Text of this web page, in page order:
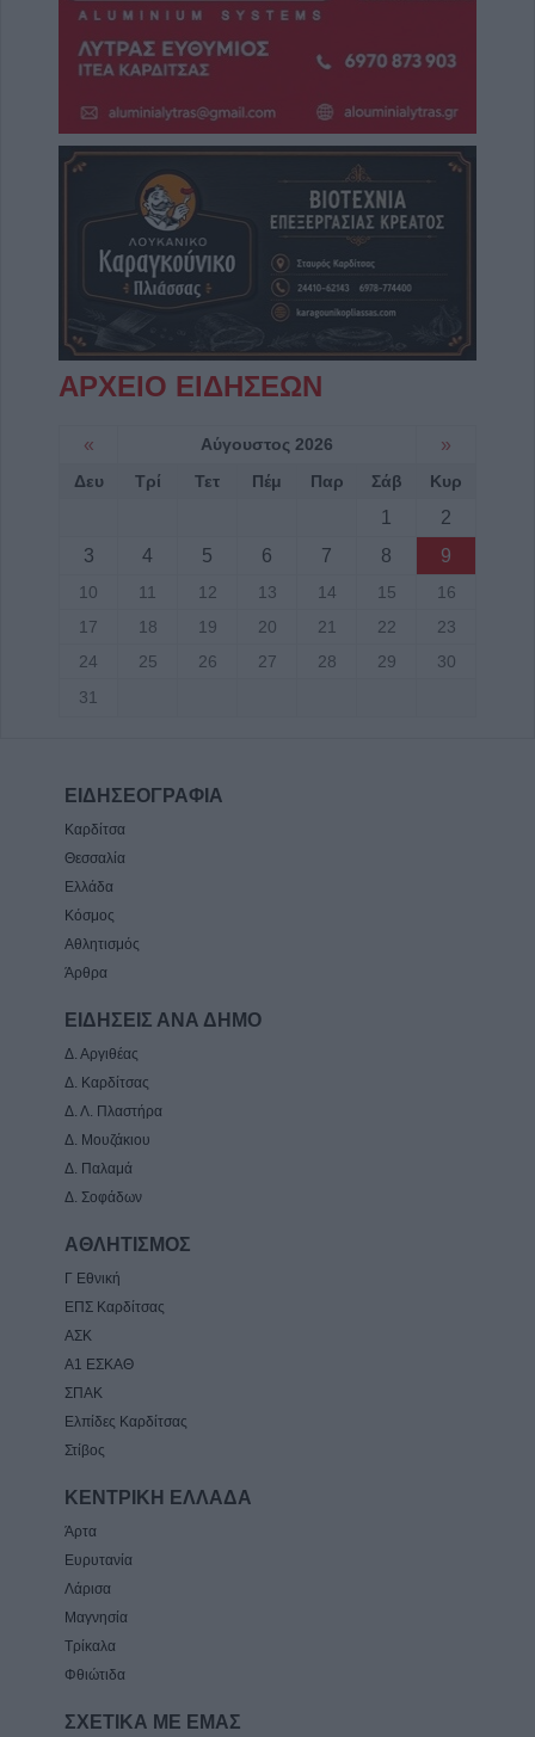
ΑΡΧΕΙΟ ΕΙΔΗΣΕΩΝ
« Αύγουστος 2026 »
Δευ Τρί Τετ Πέμ Παρ Σάβ Κυρ
1
2
3
4 5 6 7 8 9
10 11 12 13 14 15
16
17
18 19 20 21 22
23
24
25 26 27 28 29
30
31
ΕΙΔΗΣΕΟΓΡΑΦΙΑ
Καρδίτσα
Θεσσαλία
Ελλάδα
Κόσμος
Αθλητισμός
Άρθρα
ΕΙΔΗΣΕΙΣ ΑΝΑ ΔΗΜΟ
Δ. Αργιθέας
Δ. Καρδίτσας
Δ. Λ. Πλαστήρα
Δ. Μουζάκιου
Δ. Παλαμά
Δ. Σοφάδων
ΑΘΛΗΤΙΣΜΟΣ
Γ Εθνική
ΕΠΣ Καρδίτσας
ΑΣΚ
Α1 ΕΣΚΑΘ
ΣΠΑΚ
Ελπίδες Καρδίτσας
Στίβος
ΚΕΝΤΡΙΚΗ ΕΛΛΑΔΑ
Άρτα
Ευρυτανία
Λάρισα
Μαγνησία
Τρίκαλα
Φθιώτιδα
ΣΧΕΤΙΚΑ ΜΕ ΕΜΑΣ